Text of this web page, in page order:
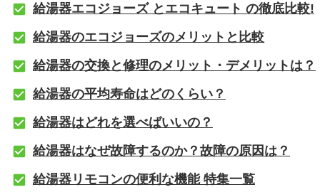
給湯器エコジョーズ とエコキュート の徹底比較!
給湯器のエコジョーズのメリットと比較
給湯器の交換と修理のメリット・デメリットは？
給湯器の平均寿命はどのくらい？
給湯器はどれを選べばいいの？
給湯器はなぜ故障するのか？故障の原因は？
給湯器リモコンの便利な機能 特集一覧